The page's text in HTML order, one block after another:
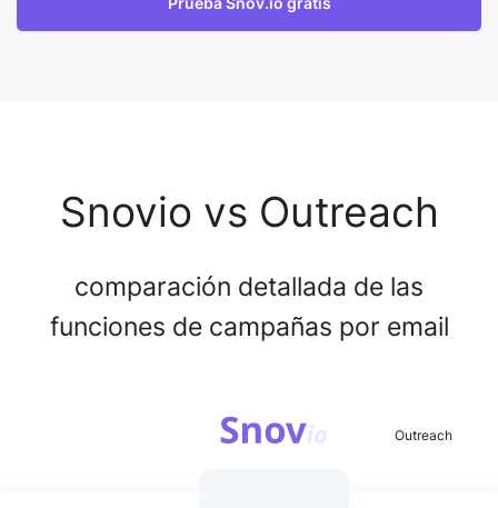
Snovio vs Outreach
comparación detallada de las
funciones de campañas por email